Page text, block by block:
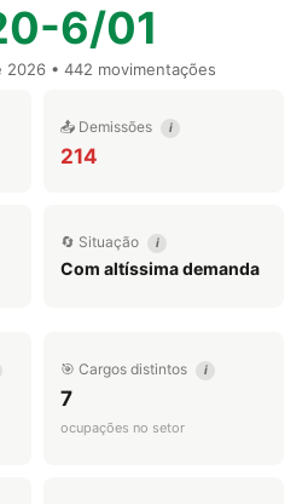
6/01
2026 • 442 movimentações
📤 Demissões i
214
🔄 Situação i
Com altíssima demanda
🎯 Cargos distintos i
7
ocupações no setor